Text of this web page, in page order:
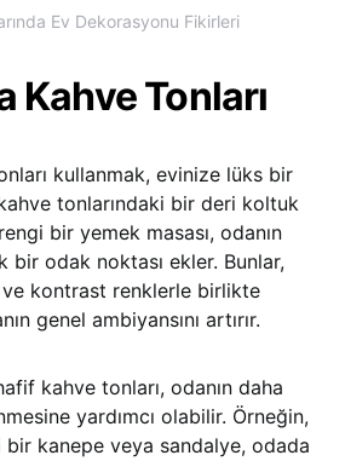
Ev Dekorasyonu Fikirleri
Kahve Tonları
kullanmak, evinize lüks bir
tonlarındaki bir deri koltuk
bir yemek masası, odanın
bir odak noktası ekler. Bunlar,
ve kontrast renklerle birlikte
genel ambiyansını artırır.
kahve tonları, odanın daha
yardımcı olabilir. Örneğin,
kanepe veya sandalye, odada